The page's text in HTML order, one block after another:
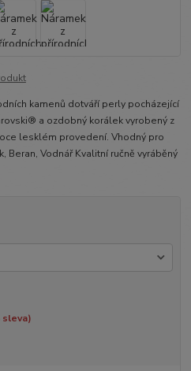
kamenů dotváří perly pocházející
a ozdobný korálek vyrobený z
lesklém provedení. Vhodný pro
Beran, Vodnář Kvalitní ručně vyráběný